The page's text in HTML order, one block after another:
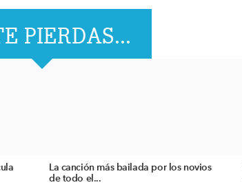
PIERDAS...
La canción más bailada por los novios
de todo el...